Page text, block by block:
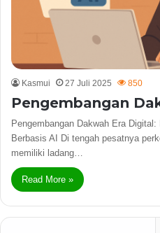
Kasmui 27 Juli 2025 850
Pengembangan
Pengembangan Dakwah Era
Berbasis AI Di tengah pesatnya
memiliki ladang…
Read More »